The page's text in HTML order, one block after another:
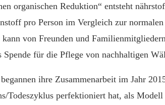
organischen Reduktion“ entsteht
pro Person im Vergleich zur
von Freunden und
für die Pflege von nachhaltigen
ihre Zusammenarbeit im Jahr
Todeszyklus perfektioniert hat, als